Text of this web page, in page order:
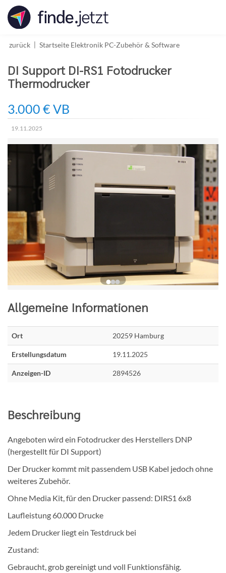
Accessibility
Modus
aktivieren
Navigation
Inhalt
zurück Startseite Elektronik PC-Zubehör & Software
DI Support DI-RS1 Fotodrucker
Thermodrucker
3.000 € VB
19.11.2025
Allgemeine Informationen
Ort 20259 Hamburg
Erstellungsdatum 19.11.2025
Anzeigen-ID 2894526
Beschreibung
Angeboten wird ein Fotodrucker des Herstellers DNP
(hergestellt für DI Support)
Der Drucker kommt mit passendem USB Kabel jedoch ohne
weiteres Zubehör.
Ohne Media Kit, für den Drucker passend: DIRS1 6x8
Laufleistung 60.000 Drucke
Jedem Drucker liegt ein Testdruck bei
Zustand:
Gebraucht, grob gereinigt und voll Funktionsfähig.